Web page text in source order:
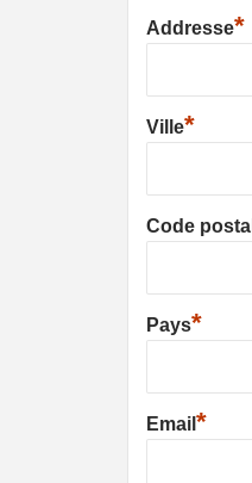
Addresse*
Ville*
Code postal
Pays*
Email *